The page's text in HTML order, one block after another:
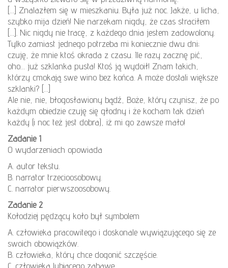
[…] Znalazłem się w mieszkaniu. Była już noc. Jakże, u licha,
szybko mija dzień! Nie narzekam nigdy, że czas straciłem
[…]. Nic nigdy nie tracę, z każdego dnia jestem zadowolony.
Tylko zamiast jednego potrzeba mi koniecznie dwu dni;
czuję, że mnie ktoś okrada z czasu. Ile razy zacznę pić,
oho… już szklanka pusta! Ktoś ją wydoił! Znam takich,
którzy cmokają swe wino bez końca. A może dostali większe
szklanki? […]
Ale nie, nie, błogosławiony bądź, Boże, który czynisz, że po
każdym obiedzie czuję się głodny i że kocham tak dzień
każdy (i noc też jest dobra), iż mi go zawsze mało!
Zadanie 1
O wydarzeniach opowiada
A. autor tekstu.
B. narrator trzecioosobowy.
C. narrator pierwszoosobowy.
Zadanie 2
Kołodziej pędzący koło był symbolem
A. człowieka pracowitego i doskonale wywiązującego się ze
swoich obowiązków.
B. człowieka, który chce dogonić szczęście.
C. człowieka lubiącego zabawę.